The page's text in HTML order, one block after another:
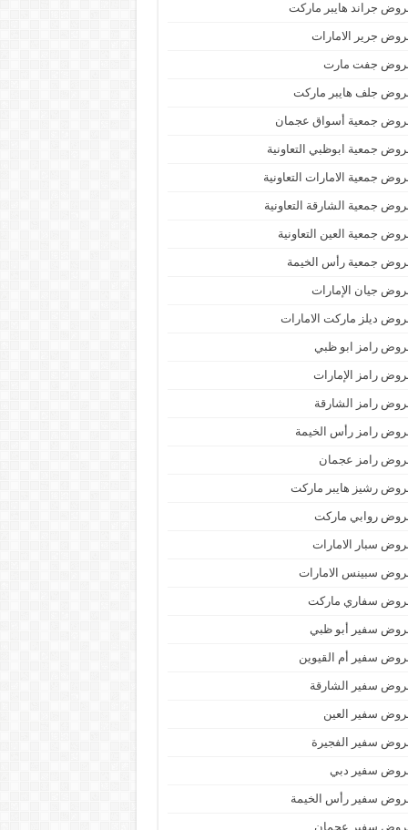
جراند هايبر ماركت
جرير الامارات
جفت مارت
جلف هايبر ماركت
جمعية أسواق عجمان
جمعية ابوظبي التعاونية
جمعية الامارات التعاونية
جمعية الشارقة التعاونية
جمعية العين التعاونية
جمعية رأس الخيمة
جيان الإمارات
ديلز ماركت الامارات
رامز ابو ظبي
رامز الإمارات
رامز الشارقة
رامز رأس الخيمة
رامز عجمان
رشيز هايبر ماركت
روابي ماركت
سبار الامارات
سبينس الامارات
سفاري ماركت
سفير أبو ظبي
سفير أم القيوين
سفير الشارقة
سفير العين
سفير الفجيرة
سفير دبي
سفير رأس الخيمة
سفير عجمان